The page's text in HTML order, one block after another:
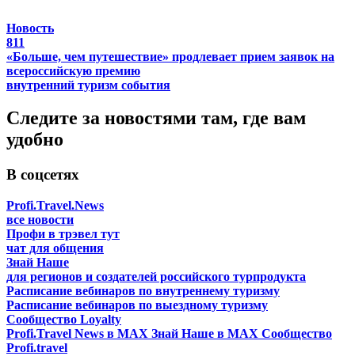
Новость
811
«Больше, чем путешествие» продлевает прием заявок на
всероссийскую премию
внутренний туризм события
Следите за новостями там, где вам
удобно
В соцсетях
Profi.Travel.News
все новости
Профи в трэвел тут
чат для общения
Знай Наше
для регионов и создателей российского турпродукта
Расписание вебинаров по внутреннему туризму
Расписание вебинаров по выездному туризму
Сообщество Loyalty
Profi.Travel News в MAX Знай Наше в MAX Сообщество
Profi.travel